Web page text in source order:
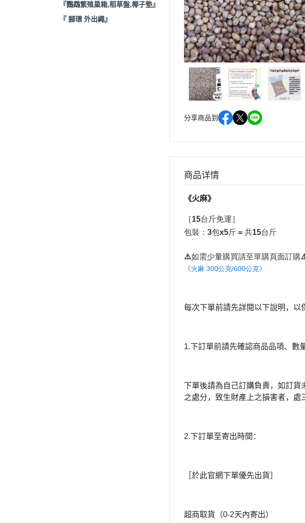
『鸚鵡繁殖巢箱,稻草盤,椰子墊』
『 腳環 外出繩』
分享商品到
商品详情
《火麻》
［15台斤免運］
包裝：3包x5斤 = 共15台斤
⚠️如需少量購買請至單購頁面訂購
《火麻 300公克/600公克》
每次下單前請先詳閱以下說明，以
1.下訂單前請先確認商品品項、數
下單後請為自己訂購負責，如訂貨
之處分，致生財產上之損害者，處
2.下訂單至寄出時間：
［於此官網下單優先出貨］
超商取貨（0-2天內寄出）